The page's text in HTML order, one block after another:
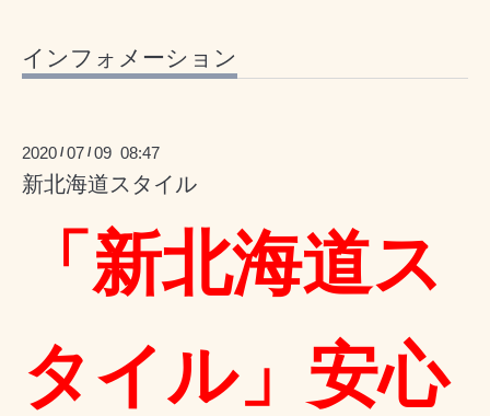
インフォメーション
2020 /07 /09 08:47
新北海道スタイル
「新北海道ス
タイル」安心